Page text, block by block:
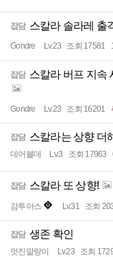
잡담 스칼라 솔라레 출
Gondre Lv.23 조회 17581
잡담 스칼라 버프 지속
Gondre Lv.23 조회 16201
잡담 스칼라는 상향 더
데어블데 Lv.3 조회 17963
잡담 스칼라 또 상향!
감투아스 Lv.31 조회
잡담 생존 확인
멋진말랑이 Lv.23 조회